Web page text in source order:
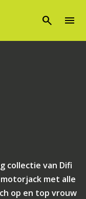
search menu
collectie van Difi
met alle
op en top vrouw